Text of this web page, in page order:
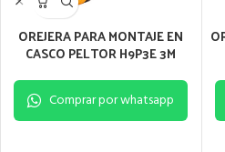
OREJERA PARA MONTAJE EN
CASCO PELTOR H9P3E 3M
Comprar por whatsapp